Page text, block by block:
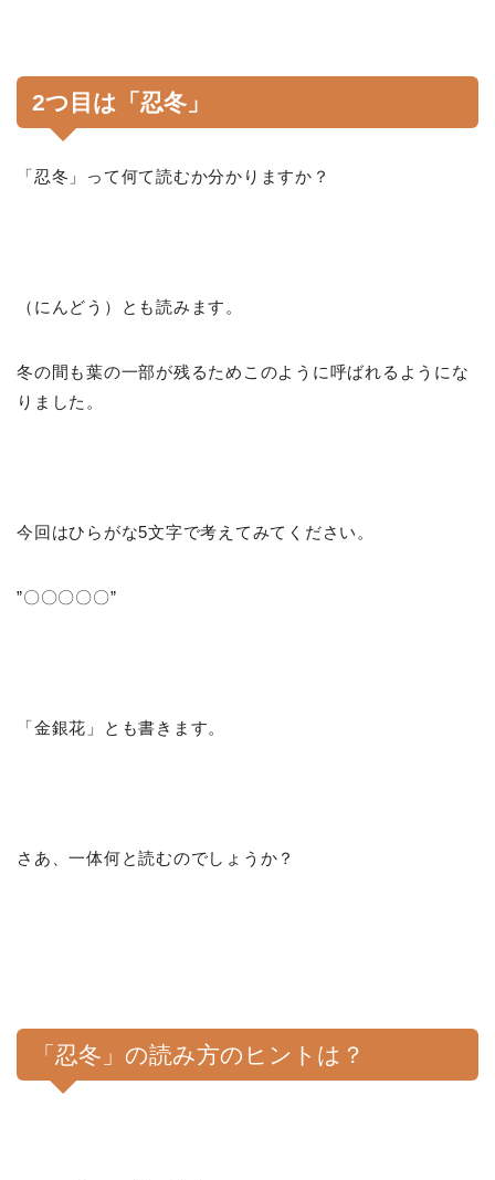
2つ目は「忍冬」
「忍冬」って何て読むか分かりますか？
（にんどう）とも読みます。
冬の間も葉の一部が残るためこのように呼ばれるようにな
りました。
今回はひらがな5文字で考えてみてください。
”〇〇〇〇〇”
「金銀花」とも書きます。
さあ、一体何と読むのでしょうか？
「忍冬」の読み方のヒントは？